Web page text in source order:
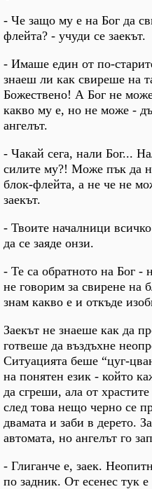
- Че защо му е на Бог да
флейта? - учуди се заекът.
- Имаше един от по-
знаеш ли как свиреше на
Божествено! А Бог не
какво му е, но не може -
ангелът.
- Чакай сега, нали Бог...
силите му?! Може пък да
блок-флейта, а не че не
заекът.
- Твоите началници
да се заяде онзи.
- Те са обратното на Бог -
не говорим за свирене на
знам какво е и откъде
Заекът не знаеше как да
готвеше да въздъхне
Ситуацията беше “цуг-
на понятен език - който
да сгреши, ала от
след това нещо черно се
двамата и заби в дерето.
автомата, но ангелът го
- Глиганче е, заек.
по задник. От есенес тук